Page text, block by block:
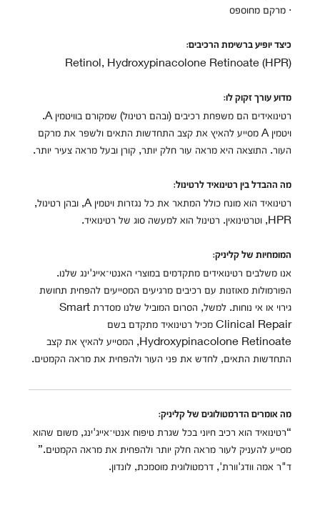
· מרקם מחוספס
כיצד יופיע ברשימת הרכיבים:
Retinol, Hydroxypinacolone Retinoate (HPR)
מדוע עורך זקוק לו:
ויטמין A מסייע להאיץ את קצב התחדשות התאים ולשפר את מרקם
העור. התוצאה היא מראה עור חלק יותר, קורן ובעל מראה צעיר יותר.
מה ההבדל בין רטינואיד לרטינול:
רטינואיד הוא מונח כולל המתאר את כל נגזרות ויטמין A, ובהן רטינול,
HPR, וטרטינואין. רטינול הוא למעשה סוג של רטינואיד.
המומחיות של קליניק:
אנו משלבים רטינואידים מתקדמים במוצרי האנטי־אייג'ינג שלנו.
הפורמולות מאוזנות עם רכיבים מרגיעים המסייעים להפחית תחושת
גירוי או אי נוחות. למשל, הסרום המוביל שלנו מסדרת Smart
Clinical Repair מכיל רטינואיד מתקדם בשם
Hydroxypinacolone Retinoate, המסייע להאיץ את קצב
התחדשות התאים, לחדש את פני העור ולהפחית את מראה הקמטים.
מה אומרים הדרמטולוגים של קליניק:
“רטינואיד הוא רכיב חיוני בכל שגרת טיפוח אנטי־אייג'ינג, משום שהוא
מסייע להעניק לעור מראה חלק יותר ולהפחית את מראה הקמטים.”
ד"ר אמה וודג'וורת', דרמטולוגית מוסמכת, לונדון.